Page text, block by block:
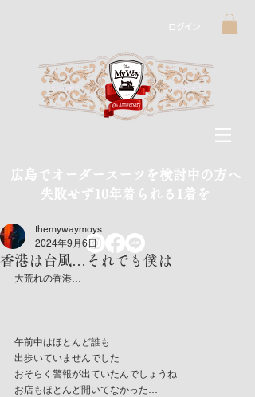
ログイン
広島でオーダースーツを検討中の方へ
​失敗せず10年着られる1着を
香港は台風…それでも僕は
themywaymoys
2024年9月6日
大荒れの香港…
午前中はほとんど誰も
出歩いていませんでした
おそらく警報が出ていたんでしょうね
お店もほとんど開いてなかった…